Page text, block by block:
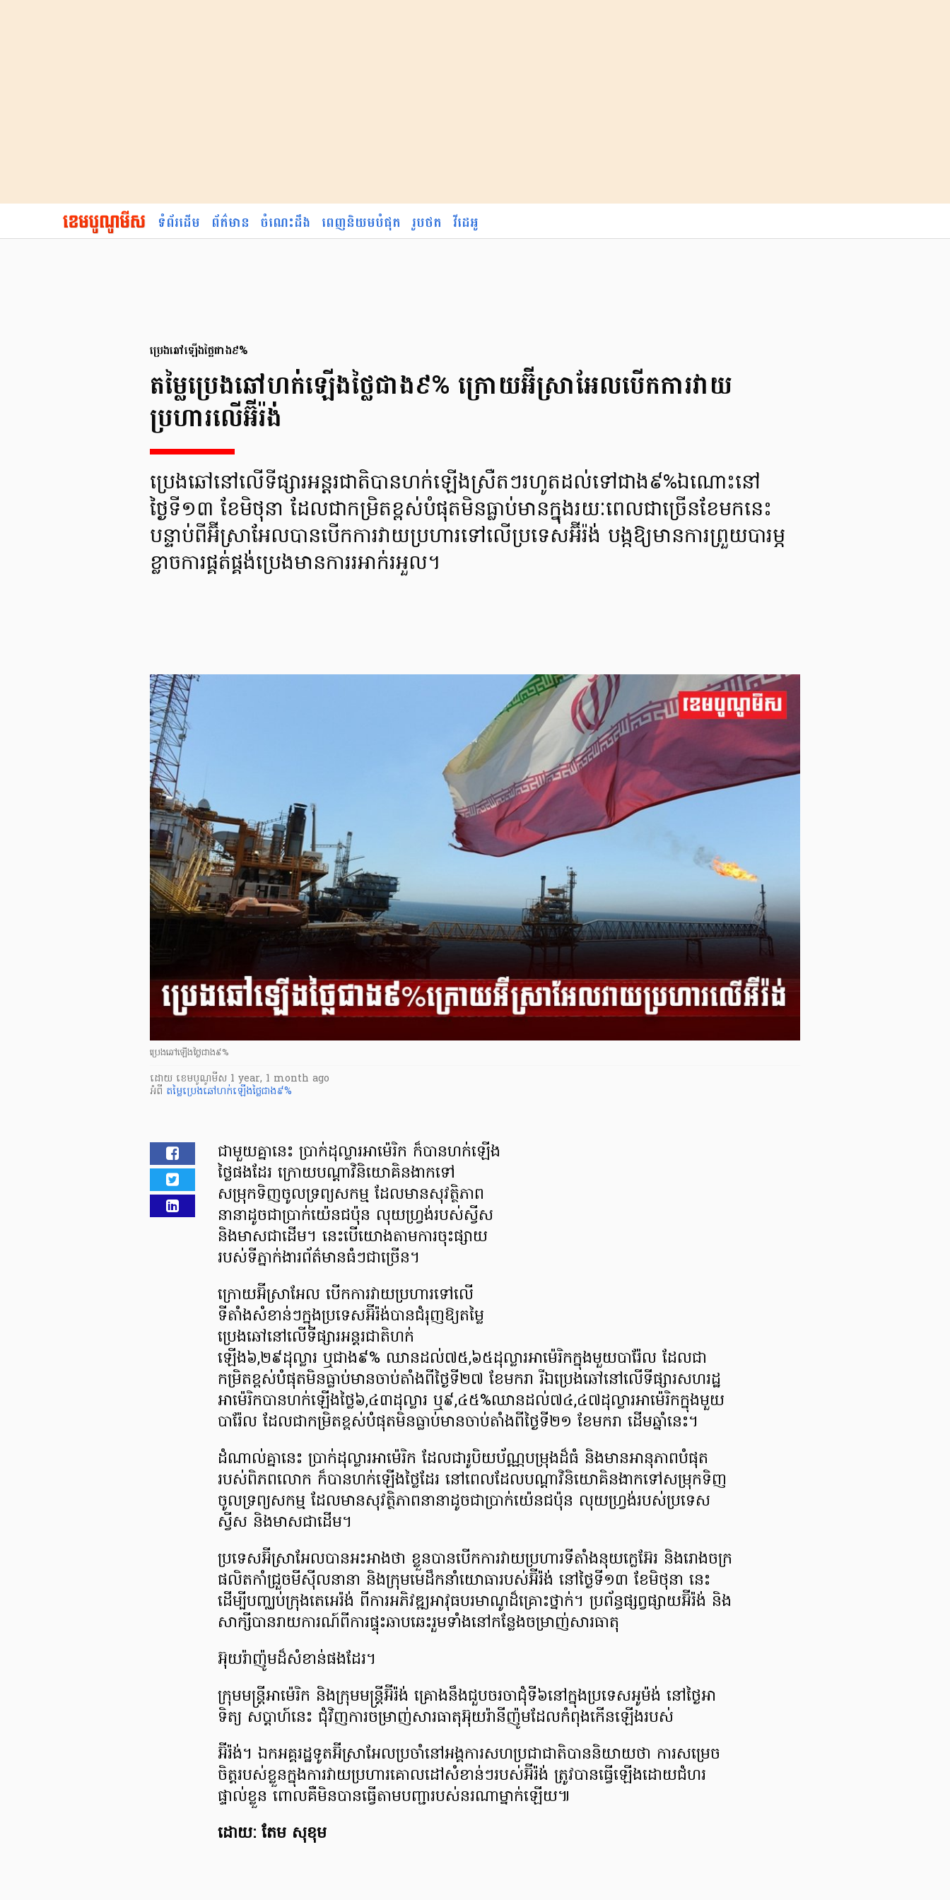
ទំព័រដើម ព័ត៌មាន ចំណេះដឹង ពេញនិយមបំផុត រូបថត វីដេអូ
ប្រេងឆៅឡើងថ្លៃជាង៩%
តម្លៃប្រេងឆៅហក់ឡើងថ្លៃជាង៩% ក្រោយអ៊ីស្រាអែលបើកការវាយ
ប្រហារលើអ៊ីរ៉ង់
ប្រេងឆៅនៅលើទីផ្សារអន្តរជាតិបានហក់ឡើងស្រឺតៗរហូតដល់ទៅជាង៩%ឯណោះនៅ
ថ្ងៃទី១៣ ខែមិថុនា ដែលជាកម្រិតខ្ពស់បំផុតមិនធ្លាប់មានក្នុងរយៈពេលជាច្រើនខែមកនេះ
បន្ទាប់ពីអ៊ីស្រាអែលបានបើកការវាយប្រហារទៅលើប្រទេសអ៊ីរ៉ង់ បង្កឱ្យមានការព្រួយបារម្ភ
ខ្លាចការផ្គត់ផ្គង់ប្រេងមានការរអាក់រអួល។
ប្រេងឆៅឡើងថ្លៃជាង៩%
ដោយ ​ ខេមបូណូមីស 1 year, 1 month ago
អំពី តម្លៃប្រេងឆៅហក់ឡើងថ្លៃជាង៩%
ជាមួយគ្នានេះ ប្រាក់ដុល្លារអាម៉េរិក ក៏បានហក់ឡើង
ថ្លៃផងដែរ ក្រោយបណ្ដាវិនិយោគិនងាកទៅ
សម្រុកទិញចូលទ្រព្យសកម្ម ដែលមានសុវត្ថិភាព
នានាដូចជាប្រាក់យ៉េនជប៉ុន លុយហ្វ្រង់របស់ស្វីស
និងមាសជាដើម។ នេះបើយោងតាមការចុះផ្សាយ
របស់ទីភ្នាក់ងារព័ត៌មានធំៗជាច្រើន។
ក្រោយអ៊ីស្រាអែល បើកការវាយប្រហារទៅលើ
ទីតាំងសំខាន់ៗក្នុងប្រទេសអ៊ីរ៉ង់បានជំរុញឱ្យតម្លៃ
ប្រេងឆៅនៅលើទីផ្សារអន្តរជាតិហក់
ឡើង៦,២៩ដុល្លារ ឬជាង៩% ឈានដល់៧៥,៦៥ដុល្លារអាម៉េរិកក្នុងមួយបារ៉ែល ដែលជា
កម្រិតខ្ពស់បំផុតមិនធ្លាប់មានចាប់តាំងពីថ្ងៃទី២៧ ខែមករា រីឯប្រេងឆៅនៅលើទីផ្សារសហរដ្ឋ
អាម៉េរិកបានហក់ឡើងថ្លៃ៦,៤៣ដុល្លារ ឬ៩,៤៥%ឈានដល់៧៤,៤៧ដុល្លារអាម៉េរិកក្នុងមួយ
បារ៉ែល ដែលជាកម្រិតខ្ពស់បំផុតមិនធ្លាប់មានចាប់តាំងពីថ្ងៃទី២១ ខែមករា ដើមឆ្នាំនេះ។
ដំណាល់គ្នានេះ ប្រាក់ដុល្លារអាម៉េរិក ដែលជារូបិយប័ណ្ណបម្រុងដ៏ធំ និងមានអានុភាពបំផុត
របស់ពិភពលោក ក៏បានហក់ឡើងថ្លៃដែរ នៅពេលដែលបណ្ដាវិនិយោគិនងាកទៅសម្រុកទិញ
ចូលទ្រព្យសកម្ម ដែលមានសុវត្ថិភាពនានាដូចជាប្រាក់យ៉េនជប៉ុន លុយហ្វ្រង់របស់ប្រទេស
ស្វីស និងមាសជាដើម។
ប្រទេសអ៊ីស្រាអែលបានអះអាងថា ខ្លួនបានបើកការវាយប្រហារទីតាំងនុយក្លេអ៊ែរ និងរោងចក្រ
ផលិតកាំជ្រួចមីស៊ីលនានា និងក្រុមមេដឹកនាំយោធារបស់អ៊ីរ៉ង់ នៅថ្ងៃទី១៣ ខែមិថុនា នេះ
ដើម្បីបញ្ឈប់ក្រុងតេអេរ៉ង់ ពីការអភិវឌ្ឍអាវុធបរមាណូដ៏គ្រោះថ្នាក់។ ប្រព័ន្ធផ្សព្វផ្សាយអ៊ីរ៉ង់ និង
សាក្សីបានរាយការណ៍ពីការផ្ទុះឆាបឆេះរួមទាំងនៅកន្លែងចម្រាញ់សារធាតុ
អ៊ុយរ៉ាញ៉ូមដ៏សំខាន់ផងដែរ។
ក្រុមមន្ត្រីអាម៉េរិក និងក្រុមមន្ត្រីអ៊ីរ៉ង់ គ្រោងនឹងជួបចរចាជុំទី៦នៅក្នុងប្រទេសអូម៉ង់ នៅថ្ងៃអា
ទិត្យ សប្ដាហ៍នេះ ជុំវិញការចម្រាញ់សារធាតុអ៊ុយរ៉ានីញ៉ូមដែលកំពុងកើនឡើងរបស់
អ៊ីរ៉ង់។ ឯកអគ្គរដ្ឋទូតអ៊ីស្រាអែលប្រចាំនៅអង្គការសហប្រជាជាតិបាននិយាយថា ការសម្រេច
ចិត្តរបស់ខ្លួនក្នុងការវាយប្រហារគោលដៅសំខាន់ៗរបស់អ៊ីរ៉ង់ ត្រូវបានធ្វើឡើងដោយជំហរ
ផ្ទាល់ខ្លួន ពោលគឺមិនបានធ្វើតាមបញ្ជារបស់នរណាម្នាក់ឡើយ៕
ដោយ: តែម សុខុម